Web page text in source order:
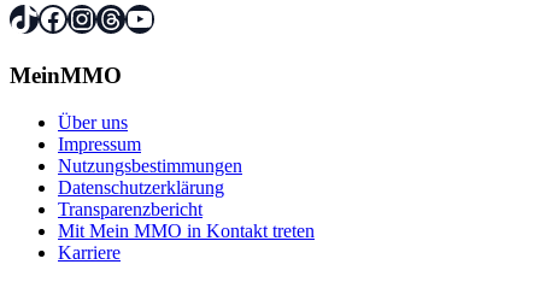
TikTok
Facebook
Instagram
Threads
YouTube
MeinMMO
Über uns
Impressum
Nutzungsbestimmungen
Datenschutzerklärung
Transparenzbericht
Mit Mein MMO in Kontakt treten
Karriere